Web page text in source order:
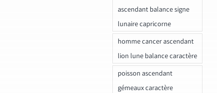
ascendant balance signe
lunaire capricorne
homme cancer ascendant
lion lune balance caractère
poisson ascendant
gémeaux caractère